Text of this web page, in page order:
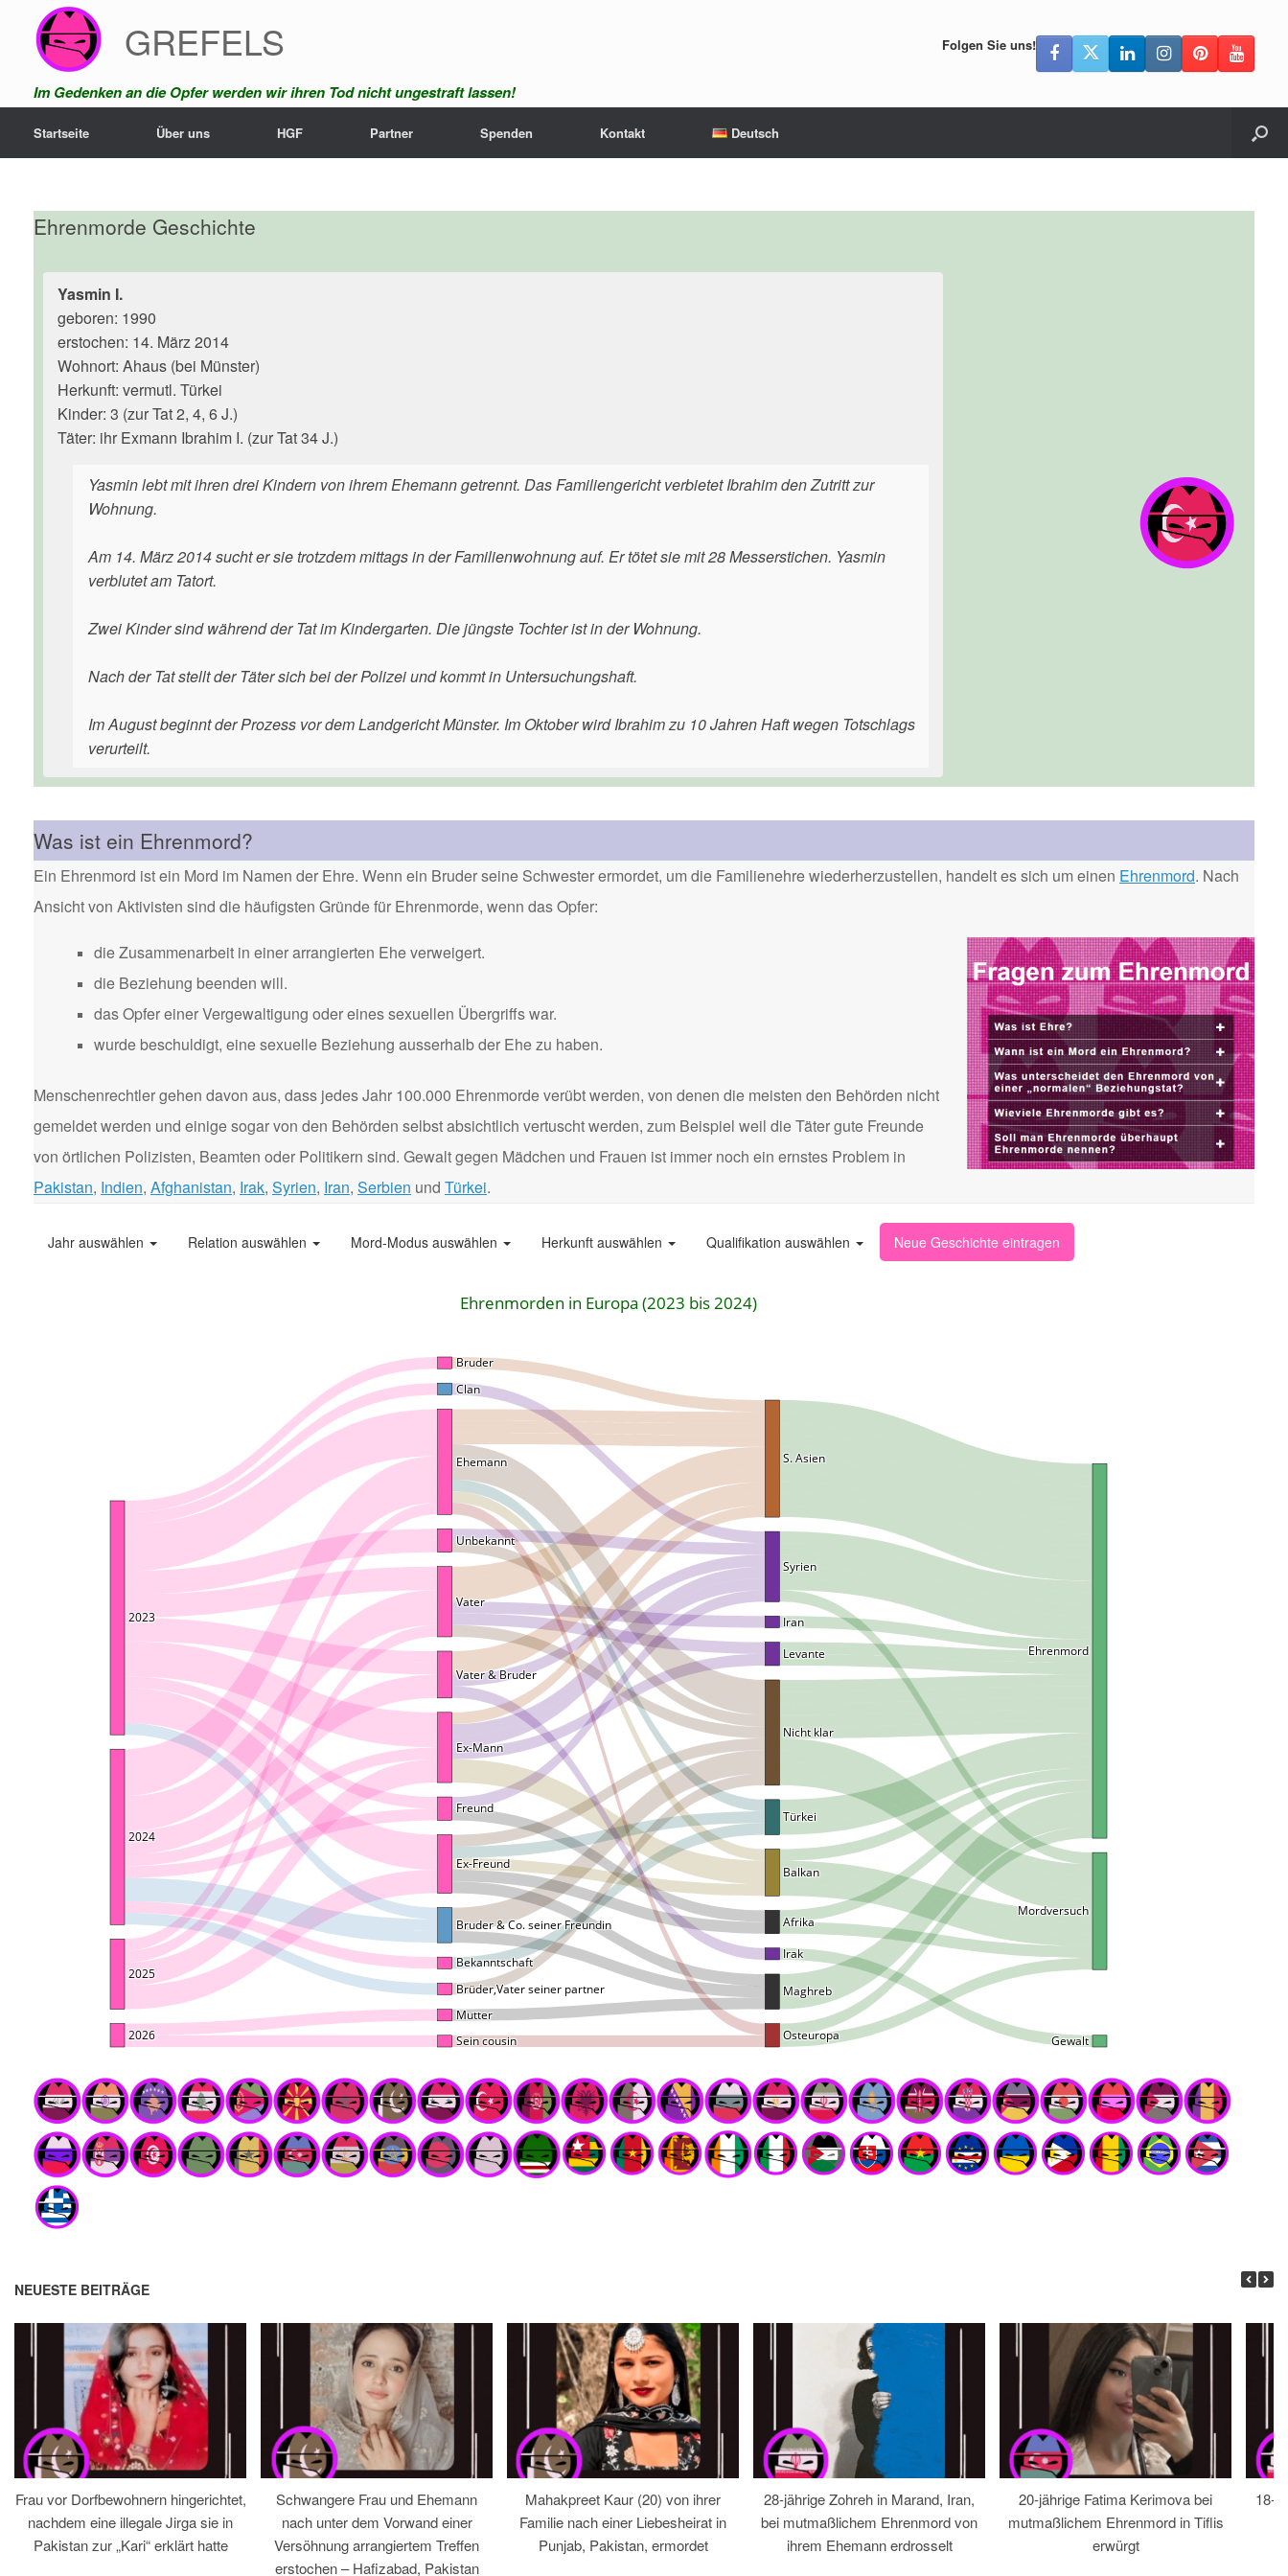
springen
GREFELS
Im Gedenken an die Opfer werden wir ihren Tod nicht ungestraft lassen!
Folgen Sie uns!
Startseite Über uns HGF Partner Spenden Kontakt Deutsch
Ehrenmorde Geschichte
Yasmin I.
geboren: 1990
erstochen: 14. März 2014
Wohnort: Ahaus (bei Münster)
Herkunft: vermutl. Türkei
Kinder: 3 (zur Tat 2, 4, 6 J.)
Täter: ihr Exmann Ibrahim I. (zur Tat 34 J.)
Yasmin lebt mit ihren drei Kindern von ihrem Ehemann getrennt. Das Familiengericht verbietet Ibrahim den Zutritt zur
Wohnung.
Am 14. März 2014 sucht er sie trotzdem mittags in der Familienwohnung auf. Er tötet sie mit 28 Messerstichen. Yasmin
verblutet am Tatort.
Zwei Kinder sind während der Tat im Kindergarten. Die jüngste Tochter ist in der Wohnung.
Nach der Tat stellt der Täter sich bei der Polizei und kommt in Untersuchungshaft.
Im August beginnt der Prozess vor dem Landgericht Münster. Im Oktober wird Ibrahim zu 10 Jahren Haft wegen Totschlags
verurteilt.
Was ist ein Ehrenmord?
Ein Ehrenmord ist ein Mord im Namen der Ehre. Wenn ein Bruder seine Schwester ermordet, um die Familienehre wiederherzustellen, handelt es sich um einen Ehrenmord. Nach
Ansicht von Aktivisten sind die häufigsten Gründe für Ehrenmorde, wenn das Opfer:
die Zusammenarbeit in einer arrangierten Ehe verweigert.
die Beziehung beenden will.
das Opfer einer Vergewaltigung oder eines sexuellen Übergriffs war.
wurde beschuldigt, eine sexuelle Beziehung ausserhalb der Ehe zu haben.
Menschenrechtler gehen davon aus, dass jedes Jahr 100.000 Ehrenmorde verübt werden, von denen die meisten den Behörden nicht
gemeldet werden und einige sogar von den Behörden selbst absichtlich vertuscht werden, zum Beispiel weil die Täter gute Freunde
von örtlichen Polizisten, Beamten oder Politikern sind. Gewalt gegen Mädchen und Frauen ist immer noch ein ernstes Problem in
Pakistan, Indien, Afghanistan, Irak, Syrien, Iran, Serbien und Türkei.
NEUESTE BEITRÄGE
Frau vor Dorfbewohnern hingerichtet,
nachdem eine illegale Jirga sie in
Pakistan zur „Kari“ erklärt hatte
Schwangere Frau und Ehemann
nach unter dem Vorwand einer
Versöhnung arrangiertem Treffen
erstochen – Hafizabad, Pakistan
Mahakpreet Kaur (20) von ihrer
Familie nach einer Liebesheirat in
Punjab, Pakistan, ermordet
28-jährige Zohreh in Marand, Iran,
bei mutmaßlichem Ehrenmord von
ihrem Ehemann erdrosselt
20-jährige Fatima Kerimova bei
mutmaßlichem Ehrenmord in Tiflis
erwürgt
18-